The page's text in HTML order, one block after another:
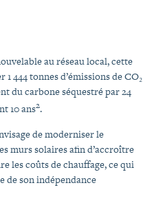
au réseau local, cette
444 tonnes d’émissions de CO₂
du carbone séquestré par 24
10 ans2.
de moderniser le
murs solaires afin d’accroître
les coûts de chauffage, ce qui
de son indépendance